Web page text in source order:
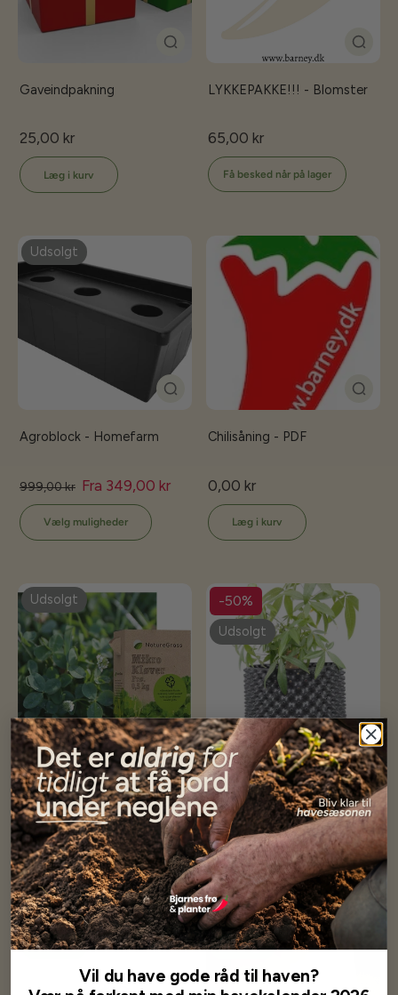
Gaveindpakning
25,00 kr
Læg i kurv
LYKKEPAKKE!!! - Blomster
65,00 kr
Få besked når på lager
Udsolgt
Agroblock - Homefarm
999,00 kr Fra 349,00 kr
Vælg muligheder
Chilisåning - PDF
0,00 kr
Læg i kurv
Udsolgt
Mikro kløver - 500gram
139,00 kr
Få besked når på lager
-50%
Udsolgt
Potte AeroPot - luftpotter
15,00 kr Fra 7,50 kr
Vælg muligheder
Udsolgt Udsolgt
Vil du have gode råd til haven?